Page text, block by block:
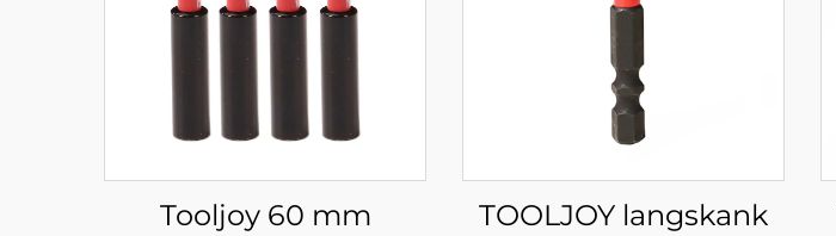
Tooljoy 60 mm
TOOLJOY langskank